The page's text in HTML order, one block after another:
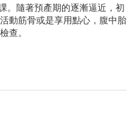
。隨著預產期的逐漸逼近，初
動筋骨或是享用點心，腹中胎
查。